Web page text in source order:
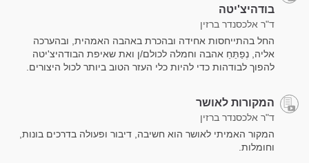
בודהיצ'יטה
ד"ר אלכסנדר ברזין
החל בהתייחסות אחידה ובהכרת באהבה האמהית, ובהערכה
אליה, נְפַתֵּחַ אהבה וחמלה לכולם/ן ואת שאיפת הבודהיצ'יטה
להפוך לבודהות כדי להיות כלי העזר הטוב ביותר לכול היצורים.
המקורות לאושר
ד"ר אלכסנדר ברזין
המקור האמיתי לאושר הוא חשיבה, דיבור ופעולה בדרכים בונות,
וחומלות.